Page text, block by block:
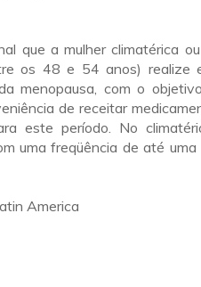
que a mulher climatérica
os 48 e 54 anos) realize
menopausa, com o
de receitar
este período. No
uma freqüência de até
America